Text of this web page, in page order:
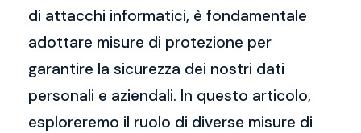
di attacchi informatici, è fondamentale
adottare misure di protezione per
garantire la sicurezza dei nostri dati
personali e aziendali. In questo articolo,
esploreremo il ruolo di diverse misure di